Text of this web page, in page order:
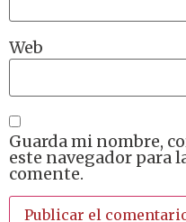
Web
Guarda mi nombre,
este navegador para
comente.